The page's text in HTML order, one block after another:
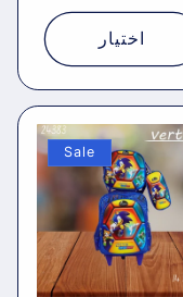
اختيار
Sale